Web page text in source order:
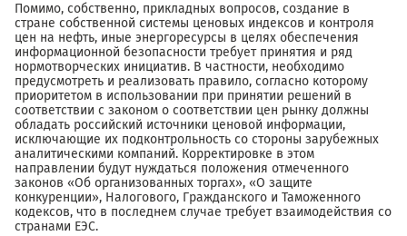
Помимо, собственно, прикладных вопросов, создание в
стране собственной системы ценовых индексов и контроля
цен на нефть, иные энергоресурсы в целях обеспечения
информационной безопасности требует принятия и ряд
нормотворческих инициатив. В частности, необходимо
предусмотреть и реализовать правило, согласно которому
приоритетом в использовании при принятии решений в
соответствии с законом о соответствии цен рынку должны
обладать российский источники ценовой информации,
исключающие их подконтрольность со стороны зарубежных
аналитическими компаний. Корректировке в этом
направлении будут нуждаться положения отмеченного
законов «Об организованных торгах», «О защите
конкуренции», Налогового, Гражданского и Таможенного
кодексов, что в последнем случае требует взаимодействия со
странами ЕЭС.